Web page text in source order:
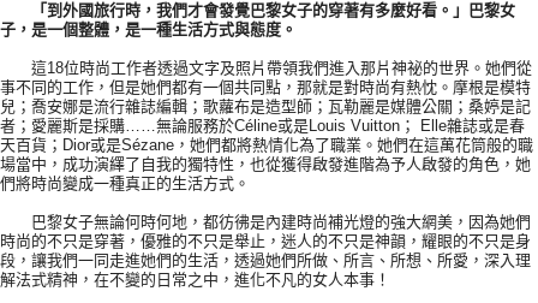
「到外國旅行時，我們才會發覺巴黎女子的穿著有多麼好看。」巴黎女
子，是一個整體，是一種生活方式與態度。
這18位時尚工作者透過文字及照片帶領我們進入那片神祕的世界。她們從
事不同的工作，但是她們都有一個共同點，那就是對時尚有熱忱。摩根是模特
兒；喬安娜是流行雜誌編輯；歌蘿布是造型師；瓦勒麗是媒體公關；桑婷是記
者；愛麗斯是採購……無論服務於Céline或是Louis Vuitton； Elle雜誌或是春
天百貨；Dior或是Sézane，她們都將熱情化為了職業。她們在這萬花筒般的職
場當中，成功演繹了自我的獨特性，也從獲得啟發進階為予人啟發的角色，她
們將時尚變成一種真正的生活方式。
巴黎女子無論何時何地，都彷彿是內建時尚補光燈的強大網美，因為她們
時尚的不只是穿著，優雅的不只是舉止，迷人的不只是神韻，耀眼的不只是身
段，讓我們一同走進她們的生活，透過她們所做、所言、所想、所愛，深入理
解法式精神，在不變的日常之中，進化不凡的女人本事！